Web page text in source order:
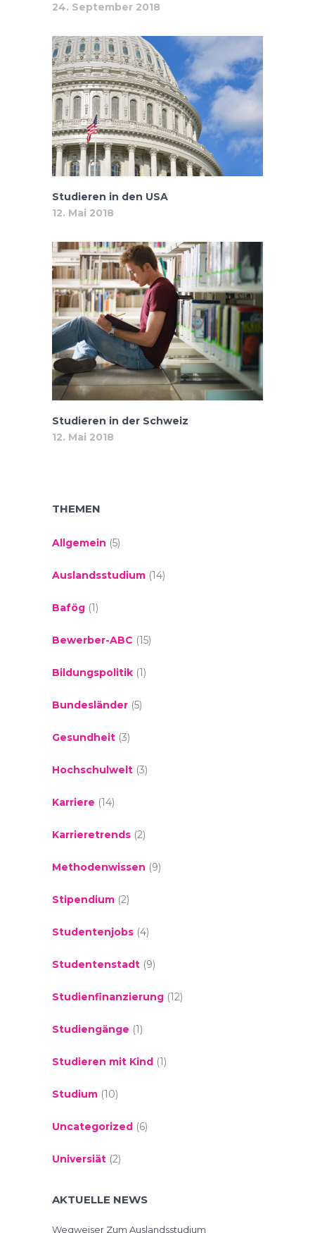
24. September 2018
Studieren in den USA
12. Mai 2018
Studieren in der Schweiz
12. Mai 2018
THEMEN
Allgemein (5)
Auslandsstudium (14)
Bafög (1)
Bewerber-ABC (15)
Bildungspolitik (1)
Bundesländer (5)
Gesundheit (3)
Hochschulwelt (3)
Karriere (14)
Karrieretrends (2)
Methodenwissen (9)
Stipendium (2)
Studentenjobs (4)
Studentenstadt (9)
Studienfinanzierung (12)
Studiengänge (1)
Studieren mit Kind (1)
Studium (10)
Uncategorized (6)
Universiät (2)
AKTUELLE NEWS
Wegweiser Zum Auslandsstudium